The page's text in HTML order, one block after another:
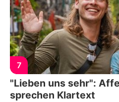
7
"Lieben uns sehr":
sprechen Klartext